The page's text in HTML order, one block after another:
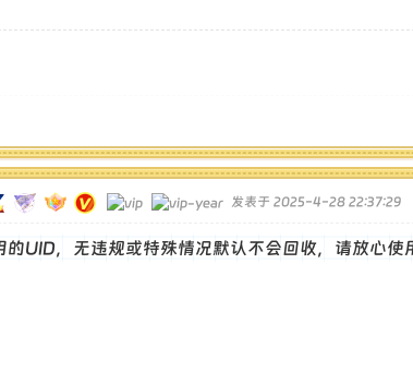
发表于 2025-4-28 22:37:29
UID，无违规或特殊情况默认不会回收，请放心使